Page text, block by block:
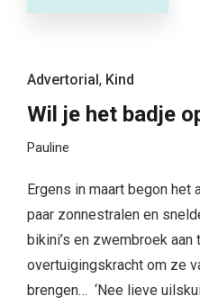
Advertorial , Kind
Wil je het badje
Pauline
Ergens in maart begon het
paar zonnestralen en
bikini’s en zwembroek
overtuigingskracht om ze
brengen… ‘Nee lieve